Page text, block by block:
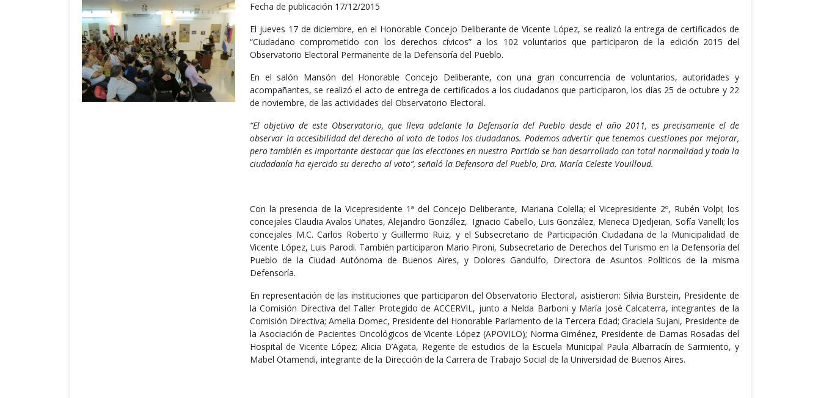
Fecha de publicación 17/12/2015
El jueves 17 de diciembre, en el Honorable Concejo Deliberante de Vicente López, se realizó la entrega de certificados de
“Ciudadano comprometido con los derechos cívicos” a los 102 voluntarios que participaron de la edición 2015 del
Observatorio Electoral Permanente de la Defensoría del Pueblo.
En el salón Mansón del Honorable Concejo Deliberante, con una gran concurrencia de voluntarios, autoridades y
acompañantes, se realizó el acto de entrega de certificados a los ciudadanos que participaron, los días 25 de octubre y 22
de noviembre, de las actividades del Observatorio Electoral.
“El objetivo de este Observatorio, que lleva adelante la Defensoría del Pueblo desde el año 2011, es precisamente el de
observar la accesibilidad del derecho al voto de todos los ciudadanos. Podemos advertir que tenemos cuestiones por mejorar,
pero también es importante destacar que las elecciones en nuestro Partido se han desarrollado con total normalidad y toda la
ciudadanía ha ejercido su derecho al voto”, señaló la Defensora del Pueblo, Dra. María Celeste Vouilloud.
Con la presencia de la Vicepresidente 1ª del Concejo Deliberante, Mariana Colella; el Vicepresidente 2º, Rubén Volpi; los
concejales Claudia Avalos Uñates, Alejandro González, Ignacio Cabello, Luis González, Meneca Djedjeian, Sofía Vanelli; los
concejales M.C. Carlos Roberto y Guillermo Ruiz, y el Subsecretario de Participación Ciudadana de la Municipalidad de
Vicente López, Luis Parodi. También participaron Mario Pironi, Subsecretario de Derechos del Turismo en la Defensoría del
Pueblo de la Ciudad Autónoma de Buenos Aires, y Dolores Gandulfo, Directora de Asuntos Políticos de la misma
Defensoría.
En representación de las instituciones que participaron del Observatorio Electoral, asistieron: Silvia Burstein, Presidente de
la Comisión Directiva del Taller Protegido de ACCERVIL, junto a Nelda Barboni y María José Calcaterra, integrantes de la
Comisión Directiva; Amelia Domec, Presidente del Honorable Parlamento de la Tercera Edad; Graciela Sujani, Presidente de
la Asociación de Pacientes Oncológicos de Vicente López (APOVILO); Norma Giménez, Presidente de Damas Rosadas del
Hospital de Vicente López; Alicia D’Agata, Regente de estudios de la Escuela Municipal Paula Albarracín de Sarmiento, y
Mabel Otamendi, integrante de la Dirección de la Carrera de Trabajo Social de la Universidad de Buenos Aires.